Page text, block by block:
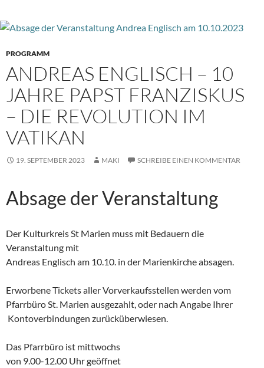
PROGRAMM
ANDREAS ENGLISCH – 10
JAHRE PAPST FRANZISKUS
– DIE REVOLUTION IM
VATIKAN
19. SEPTEMBER 2023 MAKI SCHREIBE EINEN KOMMENTAR
Absage der Veranstaltung
Der Kulturkreis St Marien muss mit Bedauern die
Veranstaltung mit
Andreas Englisch am 10.10. in der Marienkirche absagen.
Erworbene Tickets aller Vorverkaufsstellen werden vom
Pfarrbüro St. Marien ausgezahlt, oder nach Angabe Ihrer
Kontoverbindungen zurücküberwiesen.
Das Pfarrbüro ist mittwochs
von 9.00-12.00 Uhr geöffnet